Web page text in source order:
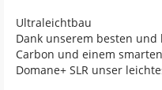
Ultraleichtbau
Dank unserem besten und
Carbon und einem
Domane+ SLR unser